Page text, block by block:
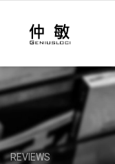
REVIEWS